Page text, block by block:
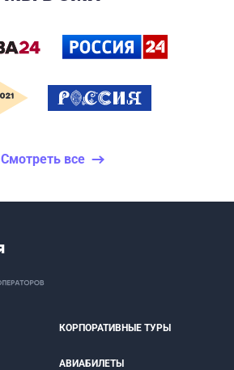
Смотреть все
КОРПОРАТИВНЫЕ ТУРЫ
АВИАБИЛЕТЫ